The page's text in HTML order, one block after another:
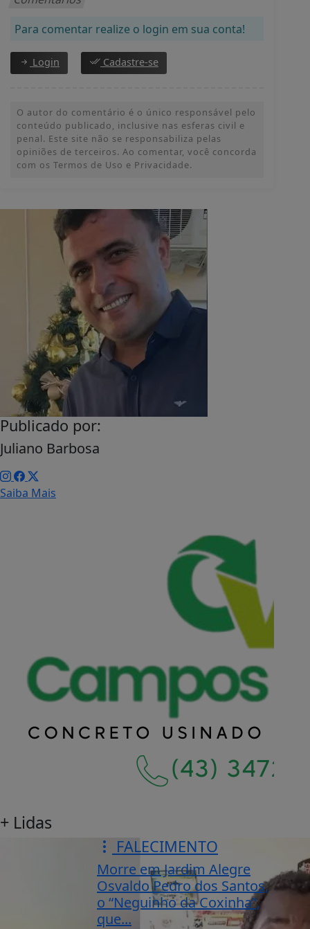
Para comentar realize o login em sua conta!
Login Cadastre-se
O autor do comentário é o único responsável pelo
conteúdo publicado, inclusive nas esferas civil e
penal. Este site não se responsabiliza pelas
opiniões de terceiros. Ao comentar, você concorda
com os Termos de Uso e Privacidade.
Publicado por:
Juliano Barbosa
Saiba Mais
+ Lidas
FALECIMENTO
Morre em Jardim Alegre
Osvaldo Pedro dos Santos,
o “Neguinho da Coxinha”,
que...